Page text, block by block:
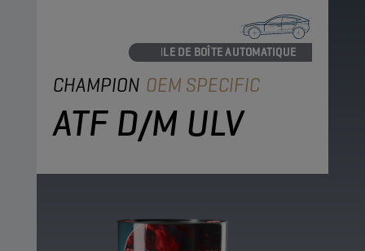
HUILE DE BOÎTE AUTOMATIQUE
CHAMPION OEM SPECIFIC
ATF D/M ULV